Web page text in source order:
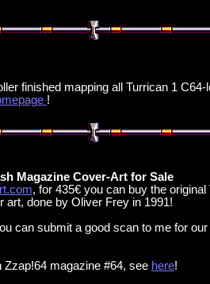
finished mapping all Turrican 1 C64-
!
Magazine Cover-Art for Sale
, for 435€ you can buy the original
art, done by Oliver Frey in 1991!
can submit a good scan to me for our
Zzap!64 magazine #64, see here!